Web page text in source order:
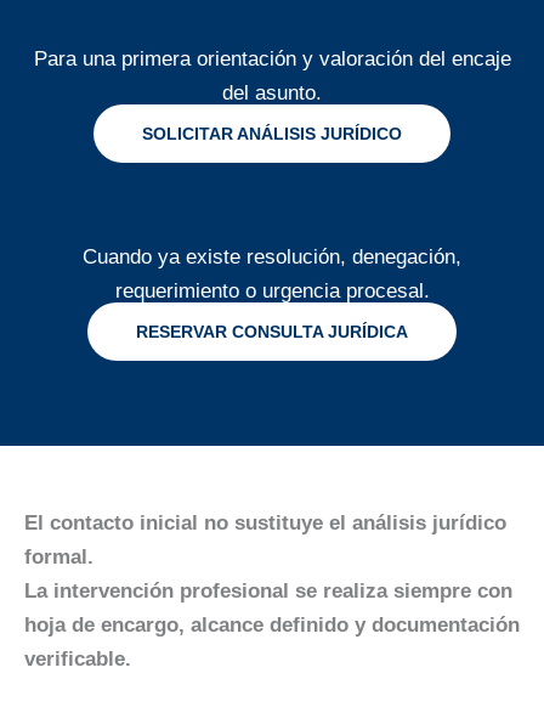
Para una primera orientación y valoración del encaje
del asunto.
SOLICITAR ANÁLISIS JURÍDICO
Cuando ya existe resolución, denegación,
requerimiento o urgencia procesal.
RESERVAR CONSULTA JURÍDICA
El contacto inicial no sustituye el análisis jurídico
formal.
La intervención profesional se realiza siempre con
hoja de encargo, alcance definido y documentación
verificable.